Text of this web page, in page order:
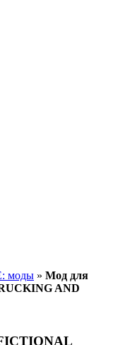
моды » Мод для
AND